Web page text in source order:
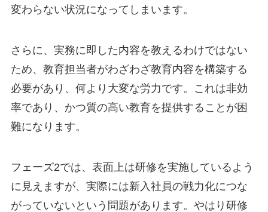
変わらない状況になってしまいます。
さらに、実務に即した内容を教えるわけではない
ため、教育担当者がわざわざ教育内容を構築する
必要があり、何より大変な労力です。これは非効
率であり、かつ質の高い教育を提供することが困
難になります。
フェーズ2では、表面上は研修を実施しているよう
に見えますが、実際には新入社員の戦力化につな
がっていないという問題があります。やはり研修